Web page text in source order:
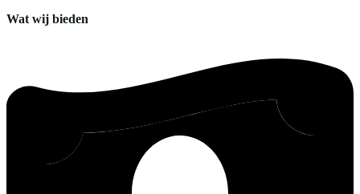
Wat wij bieden